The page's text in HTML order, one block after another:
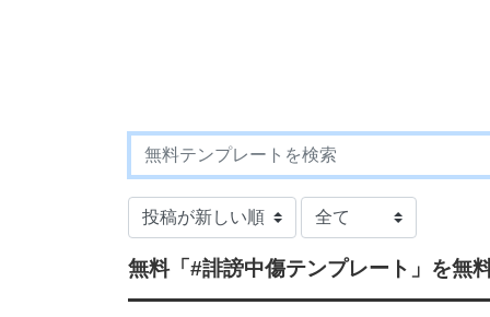
無料「#誹謗中傷テンプレート」 を無